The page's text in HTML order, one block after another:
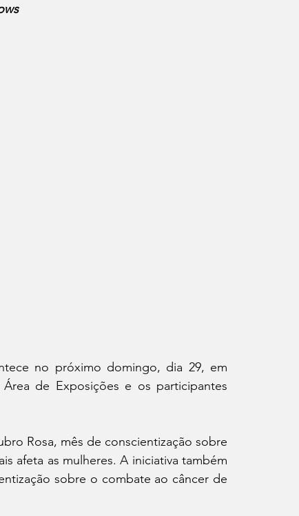
no próximo domingo, dia 29, em
de Exposições e os participantes
Rosa, mês de conscientização sobre
afeta as mulheres. A iniciativa também
sobre o combate ao câncer de